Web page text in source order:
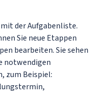
der Aufgabenliste.
Sie neue Etappen
bearbeiten. Sie sehen
notwendigen
zum Beispiel: